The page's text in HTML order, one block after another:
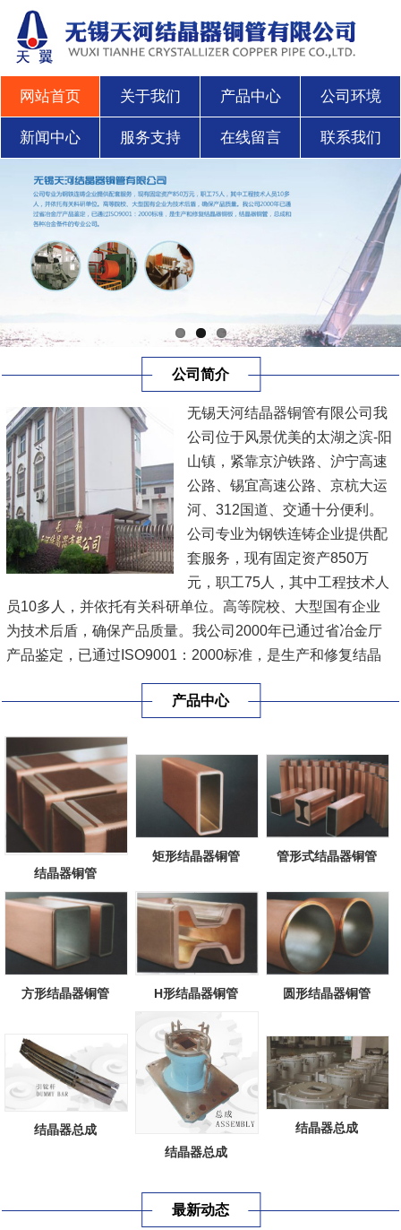
网站首页 关于我们 产品中心 公司环境
新闻中心 服务支持 在线留言 联系我们
公司简介
无锡天河结晶器铜管有限公司我
公司位于风景优美的太湖之滨-阳
山镇，紧靠京沪铁路、沪宁高速
公路、锡宜高速公路、京杭大运
河、312国道、交通十分便利。
公司专业为钢铁连铸企业提供配
套服务，现有固定资产850万
元，职工75人，其中工程技术人
员10多人，并依托有关科研单位。高等院校、大型国有企业
为技术后盾，确保产品质量。我公司2000年已通过省冶金厅
产品鉴定，已通过ISO9001：2000标准，是生产和修复结晶
看详情]
产品中心
结晶器铜管
矩形结晶器铜管 管形式结晶器铜管
方形结晶器铜管 H形结晶器铜管 圆形结晶器铜管
结晶器总成
结晶器总成
结晶器总成
最新动态